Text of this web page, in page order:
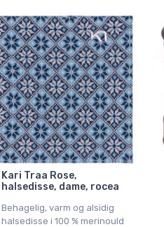
Kari Traa Rose,
halsedisse, dame, rocea
Behagelig, varm og alsidig
halsedisse i 100 % merinould